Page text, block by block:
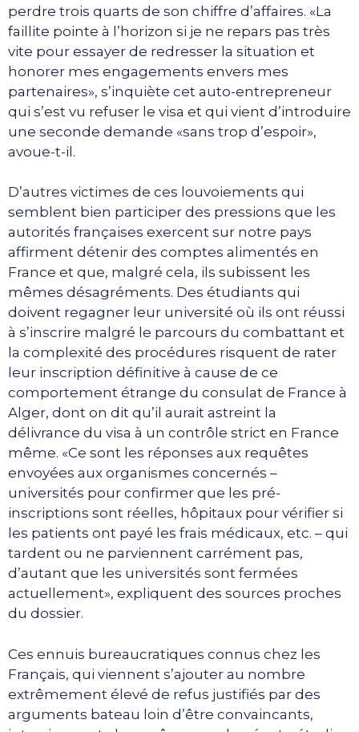
perdre trois quarts de son chiffre d’affaires. «La
faillite pointe à l’horizon si je ne repars pas très
vite pour essayer de redresser la situation et
honorer mes engagements envers mes
partenaires», s’inquiète cet auto-entrepreneur
qui s’est vu refuser le visa et qui vient d’introduire
une seconde demande «sans trop d’espoir»,
avoue-t-il.
D’autres victimes de ces louvoiements qui
semblent bien participer des pressions que les
autorités françaises exercent sur notre pays
affirment détenir des comptes alimentés en
France et que, malgré cela, ils subissent les
mêmes désagréments. Des étudiants qui
doivent regagner leur université où ils ont réussi
à s’inscrire malgré le parcours du combattant et
la complexité des procédures risquent de rater
leur inscription définitive à cause de ce
comportement étrange du consulat de France à
Alger, dont on dit qu’il aurait astreint la
délivrance du visa à un contrôle strict en France
même. «Ce sont les réponses aux requêtes
envoyées aux organismes concernés –
universités pour confirmer que les pré-
inscriptions sont réelles, hôpitaux pour vérifier si
les patients ont payé les frais médicaux, etc. – qui
tardent ou ne parviennent carrément pas,
d’autant que les universités sont fermées
actuellement», expliquent des sources proches
du dossier.
Ces ennuis bureaucratiques connus chez les
Français, qui viennent s’ajouter au nombre
extrêmement élevé de refus justifiés par des
arguments bateau loin d’être convaincants,